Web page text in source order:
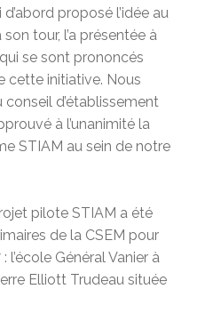
d’abord proposé l’idée au
tour, l’a présentée à
se sont prononcés
cette initiative. Nous
conseil d’établissement
à l’unanimité la
STIAM au sein de notre
pilote STIAM a été
de la CSEM pour
l’école Général Vanier à
Elliott Trudeau située